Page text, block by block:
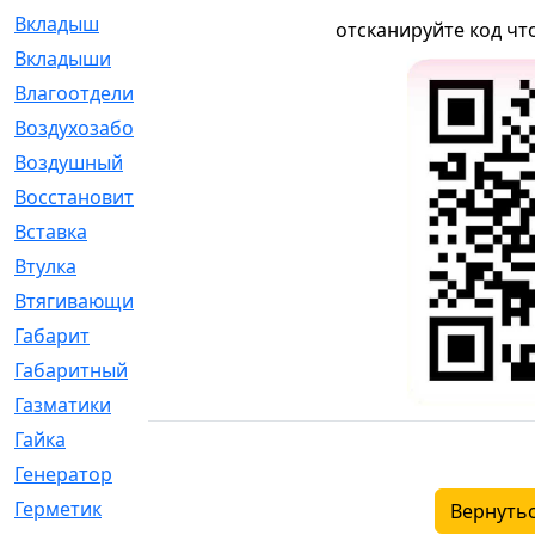
Вкладыш
Вкладыши
Влагоотделитель
Воздухозаборник
Воздушный
Восстановительный
Вставка
Втулка
Втягивающий
Габарит
Габаритный
Газматики
Гайка
Генератор
Герметик
отсканируйте код